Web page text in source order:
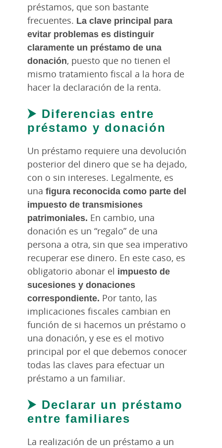
préstamos, que son bastante
frecuentes. La clave principal para
evitar problemas es distinguir
claramente un préstamo de una
donación, puesto que no tienen el
mismo tratamiento fiscal a la hora de
hacer la declaración de la renta.
⮞ Diferencias entre
préstamo y donación
Un préstamo requiere una devolución
posterior del dinero que se ha dejado,
con o sin intereses. Legalmente, es
una figura reconocida como parte del
impuesto de transmisiones
patrimoniales. En cambio, una
donación es un “regalo” de una
persona a otra, sin que sea imperativo
recuperar ese dinero. En este caso, es
obligatorio abonar el impuesto de
sucesiones y donaciones
correspondiente. Por tanto, las
implicaciones fiscales cambian en
función de si hacemos un préstamo o
una donación, y ese es el motivo
principal por el que debemos conocer
todas las claves para efectuar un
préstamo a un familiar.
⮞ Declarar un préstamo
entre familiares
La realización de un préstamo a un